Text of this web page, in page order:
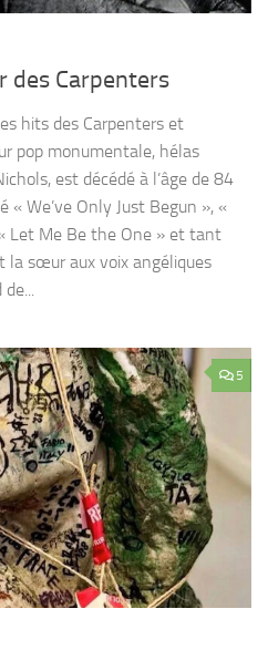
des Carpenters
hits des Carpenters et
pop monumentale, hélas
est décédé à l’âge de 84
We’ve Only Just Begun », «
Let Me Be the One » et tant
la sœur aux voix angéliques
5